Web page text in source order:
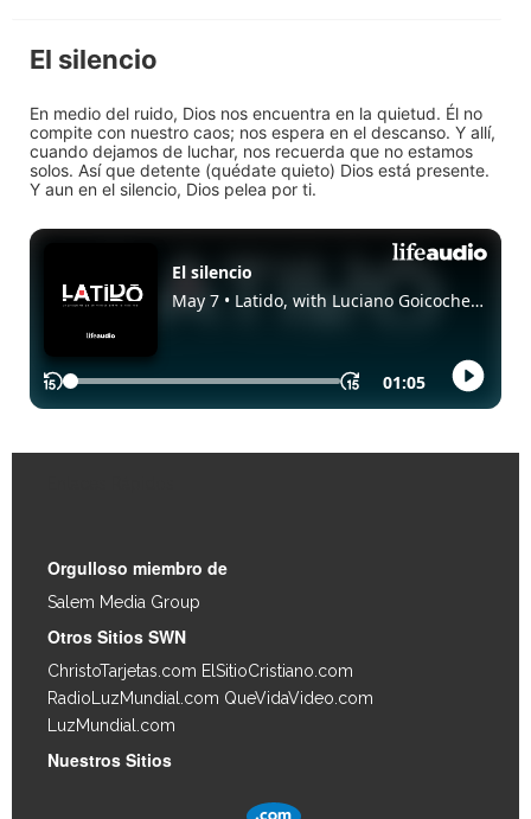
El silencio
En medio del ruido, Dios nos encuentra en la quietud. Él no
compite con nuestro caos; nos espera en el descanso. Y allí,
cuando dejamos de luchar, nos recuerda que no estamos
solos. Así que detente (quédate quieto) Dios está presente.
Y aun en el silencio, Dios pelea por ti.
Orgulloso miembro de
Salem Media Group
Otros Sitios SWN
ChristoTarjetas.com ElSitioCristiano.com
RadioLuzMundial.com QueVidaVideo.com
LuzMundial.com
Nuestros Sitios